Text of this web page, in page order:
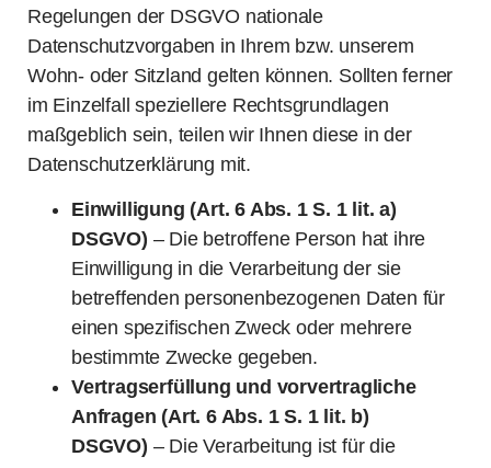
Regelungen der DSGVO nationale
Datenschutzvorgaben in Ihrem bzw. unserem
Wohn- oder Sitzland gelten können. Sollten ferner
im Einzelfall speziellere Rechtsgrundlagen
maßgeblich sein, teilen wir Ihnen diese in der
Datenschutzerklärung mit.
Einwilligung (Art. 6 Abs. 1 S. 1 lit. a)
DSGVO) – Die betroffene Person hat ihre
Einwilligung in die Verarbeitung der sie
betreffenden personenbezogenen Daten für
einen spezifischen Zweck oder mehrere
bestimmte Zwecke gegeben.
Vertragserfüllung und vorvertragliche
Anfragen (Art. 6 Abs. 1 S. 1 lit. b)
DSGVO) – Die Verarbeitung ist für die